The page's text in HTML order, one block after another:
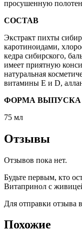
просушенную
СОСТАВ
Экстракт пихты
каротиноидами,
кедра сибирского,
имеет приятную
натуральная
витамины Е и D,
ФОРМА ВЫПУСКА
75 мл
Отзывы
Отзывов пока нет.
Будьте первым, кто
Витапринол с
Для отправки отзыва
Похожие